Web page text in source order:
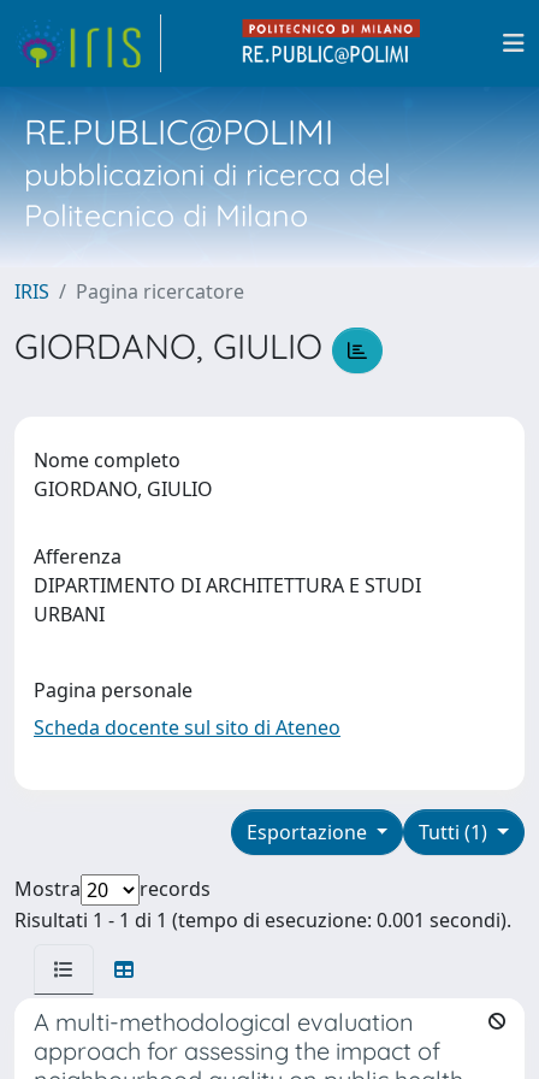
RE.PUBLIC@POLIMI
pubblicazioni di ricerca del
Politecnico di Milano
IRIS Pagina ricercatore
GIORDANO, GIULIO
Nome completo
GIORDANO, GIULIO
Afferenza
DIPARTIMENTO DI ARCHITETTURA E STUDI
URBANI
Pagina personale
Scheda docente sul sito di Ateneo
Tutti (1)
Esportazione
Mostra
records
Risultati 1 - 1 di 1 (tempo di esecuzione: 0.001 secondi).
A multi-methodological evaluation
approach for assessing the impact of